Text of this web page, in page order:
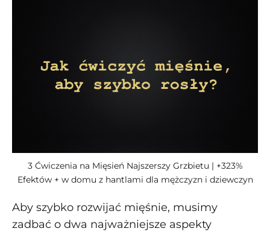
3 Ćwiczenia na Mięsień Najszerszy Grzbietu | +323%
Efektów + w domu z hantlami dla mężczyzn i dziewczyn
Aby szybko rozwijać mięśnie, musimy
zadbać o dwa najważniejsze aspekty